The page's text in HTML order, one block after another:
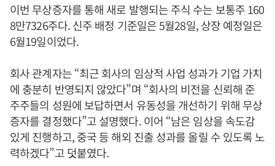
이번 무상증자를 통해 새로 발행되는 주식 수는 보통주 160
8만7326주다. 신주 배정 기준일은 5월28일, 상장 예정일은
6월19일이었다.
회사 관계자는 “최근 회사의 임상적 사업 성과가 기업 가치
에 충분히 반영되지 않았다”며 “회사의 비전을 신뢰해 준
주주들의 성원에 보답하면서 유동성을 개선하기 위해 무상
증자를 결정했다”고 설명했다. 이어 “남은 임상을 속도감
있게 진행하고, 중국 등 해외 진출 성과를 올릴 수 있도록 노
력하겠다”고 덧붙였다.